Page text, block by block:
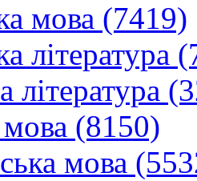
мова (7419)
література
література
(8150)
мова